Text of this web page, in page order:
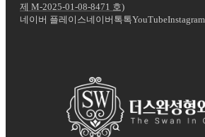
제 M-2025-01-08-8471 호)
네이버 플레이스네이버톡톡YouTubeInstagram